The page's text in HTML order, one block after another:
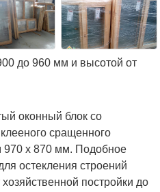
до 960 мм и высотой от
оконный блок со
сращенного
970 х 870 мм. Подобное
остекления строений
постройки до